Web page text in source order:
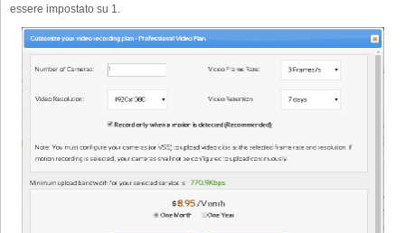
essere impostato su 1.